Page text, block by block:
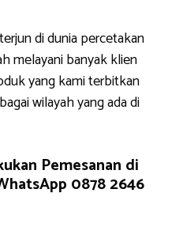
di dunia percetakan
melayani banyak klien
yang kami terbitkan
wilayah yang ada di
Pemesanan di
0878 2646